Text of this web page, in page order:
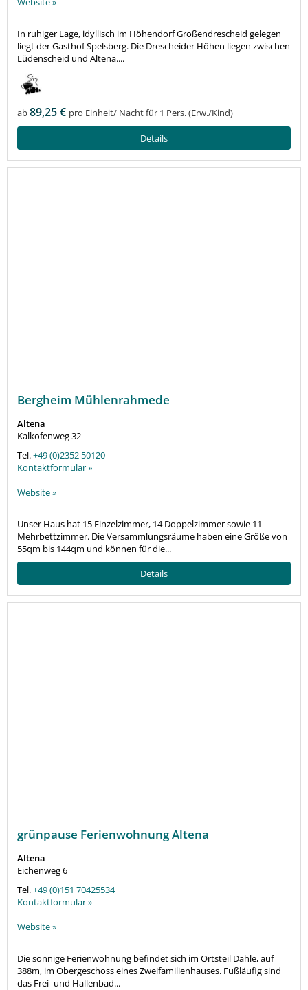
In ruhiger Lage, idyllisch im Höhendorf Großendrescheid gelegen
liegt der Gasthof Spelsberg. Die Drescheider Höhen liegen zwischen
Lüdenscheid und Altena....
ab89,25 € pro Einheit/ Nacht für 1 Pers. (Erw./Kind)
Details
Bergheim Mühlenrahmede
Altena
Kalkofenweg 32
Tel.+49 (0)2352 50120
Kontaktformular »
Website »
Unser Haus hat 15 Einzelzimmer, 14 Doppelzimmer sowie 11
Mehrbettzimmer. Die Versammlungsräume haben eine Größe von
55qm bis 144qm und können für die...
Details
grünpause Ferienwohnung Altena
Altena
Eichenweg 6
Tel.+49 (0)151 70425534
Kontaktformular »
Website »
Die sonnige Ferienwohnung befindet sich im Ortsteil Dahle, auf
388m, im Obergeschoss eines Zweifamilienhauses. Fußläufig sind
das Frei- und Hallenbad...